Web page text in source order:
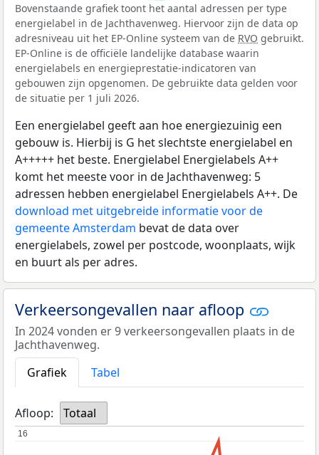
Bovenstaande grafiek toont het aantal adressen per type
energielabel in de Jachthavenweg. Hiervoor zijn de data op
adresniveau uit het EP-Online systeem van de RVO gebruikt.
EP-Online is de officiële landelijke database waarin
energielabels en energieprestatie-indicatoren van
gebouwen zijn opgenomen. De gebruikte data gelden voor
de situatie per 1 juli 2026.
Een energielabel geeft aan hoe energiezuinig een
gebouw is. Hierbij is G het slechtste energielabel en
A+++++ het beste. Energielabel Energielabels A++
komt het meeste voor in de Jachthavenweg: 5
adressen hebben energielabel Energielabels A++. De
download met uitgebreide informatie voor de
gemeente Amsterdam bevat de data over
energielabels, zowel per postcode, woonplaats, wijk
en buurt als per adres.
Verkeersongevallen naar afloop
In 2024 vonden er 9 verkeersongevallen plaats in de
Jachthavenweg.
Grafiek
Tabel
Afloop: Totaal
16
16